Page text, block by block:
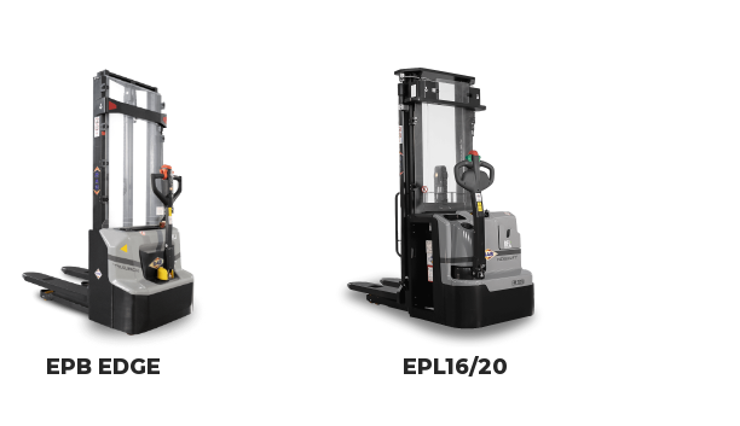
EPB EDGE EPL16/20